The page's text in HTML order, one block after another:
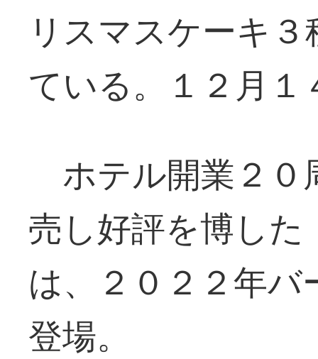
リスマスケーキ
ている。１２月１
ホテル開業２０
売し好評を博し
は、２０２２年
登場。